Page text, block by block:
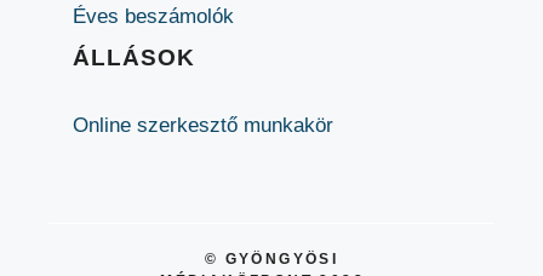
Éves beszámolók
ÁLLÁSOK
Online szerkesztő munkakör
© GYÖNGYÖSI